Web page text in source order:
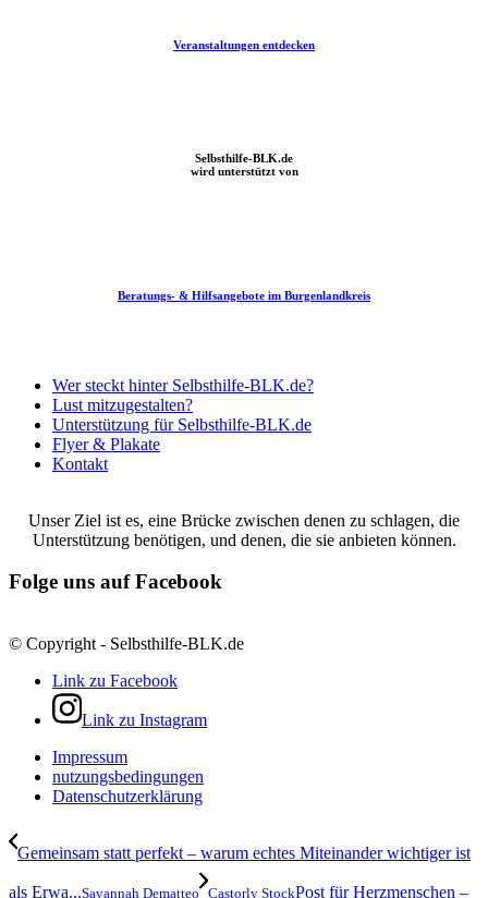
Veranstaltungen entdecken
Selbsthilfe-BLK.de
wird unterstützt von
Beratungs- & Hilfsangebote im Burgenlandkreis
Wer steckt hinter Selbsthilfe-BLK.de?
Lust mitzugestalten?
Unterstützung für Selbsthilfe-BLK.de
Flyer & Plakate
Kontakt
Unser Ziel ist es, eine Brücke zwischen denen zu schlagen, die
Unterstützung benötigen, und denen, die sie anbieten können.
Folge uns auf Facebook
© Copyright - Selbsthilfe-BLK.de
Link zu Facebook
Link zu Instagram
Impressum
nutzungsbedingungen
Datenschutzerklärung
Gemeinsam statt perfekt – warum echtes Miteinander wichtiger ist
als Erwa...Savannah Dematteo Castorly StockPost für Herzmenschen –